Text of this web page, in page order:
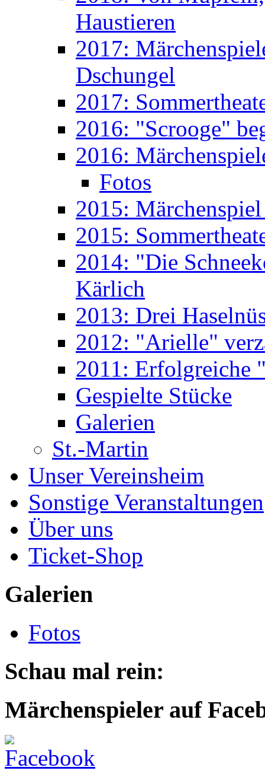
Haustieren
2017:
Dschungel
2017:
2016: "Scrooge"
2016:
Fotos
2015:
2015:
2014: "Die
Kärlich
2013: Drei
2012: "Arielle"
2011: Erfolgreiche
Gespielte Stücke
Galerien
St.-Martin
Unser Vereinsheim
Sonstige Veranstaltungen
Über uns
Ticket-Shop
Galerien
Fotos
Schau mal rein:
Märchenspieler auf